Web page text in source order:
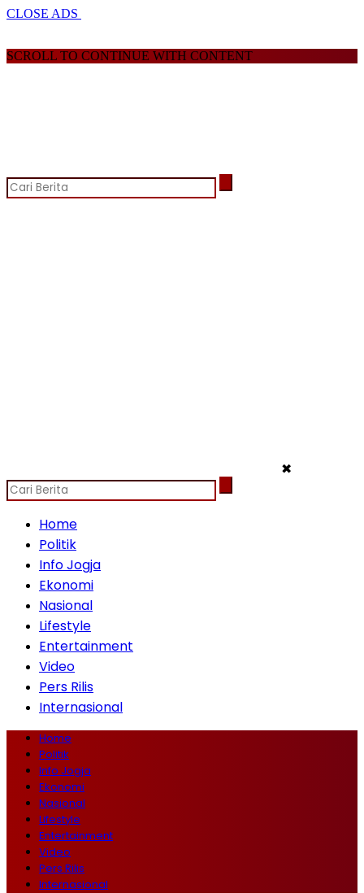
CLOSE ADS
SCROLL TO CONTINUE WITH CONTENT
✖
Home
Politik
Info Jogja
Ekonomi
Nasional
Lifestyle
Entertainment
Video
Pers Rilis
Internasional
Home
Politik
Info Jogja
Ekonomi
Nasional
Lifestyle
Entertainment
Video
Pers Rilis
Internasional